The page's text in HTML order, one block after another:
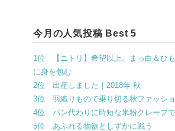
今月の人気投稿 Best 5
1位 【ニトリ】希望以上。まっ白＆ひ
に身を包む
2位 出産しました｜2018年 秋
3位 羽織りもので乗り切る秋ファッシ
4位 パン代わりに時短な米粉クレープ
5位 あふれる物欲としずかに戦う